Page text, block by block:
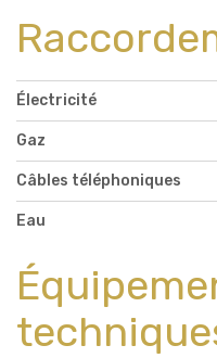
Électricité
Gaz
Câbles téléphoniques
Eau